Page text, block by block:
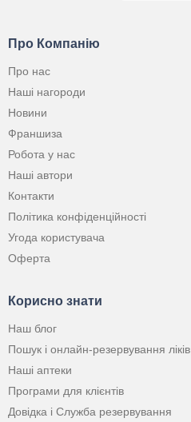
Про Компанію
Про нас
Наші нагороди
Новини
Франшиза
Робота у нас
Наші автори
Контакти
Політика конфіденційності
Угода користувача
Оферта
Корисно знати
Наш блог
Пошук і онлайн-резервування ліків
Наші аптеки
Програми для клієнтів
Довідка і Служба резервування